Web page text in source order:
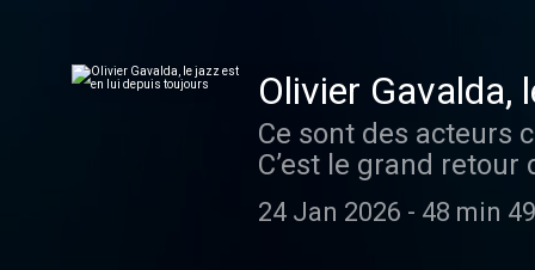
partage à Philippe
ausha.co/politique-
Olivier Gavalda,
Ce sont des acteurs
C’est le grand
Philippe Heim . Pour
Olivier Gavalda , le
24 Jan 2026 - 48 min